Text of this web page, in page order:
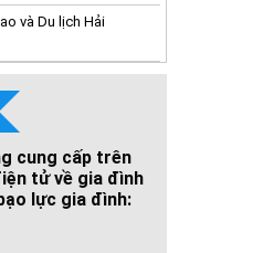
và Du lịch Hải
cung cấp trên
tử về gia đình
lực gia đình: